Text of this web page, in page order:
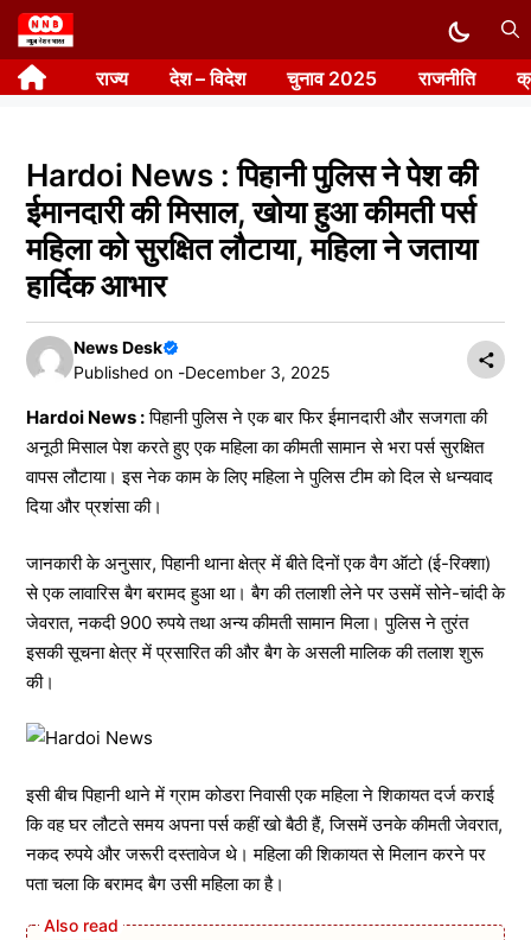
Skip
to
content राज्य देश – विदेश चुनाव 2025 राजनीति
Hardoi News : पिहानी पुलिस ने पेश की
ईमानदारी की मिसाल, खोया हुआ कीमती पर्स
महिला को सुरक्षित लौटाया, महिला ने जताया
हार्दिक आभार
News Desk
Published on -December 3, 2025
Hardoi News :पिहानी पुलिस ने एक बार फिर ईमानदारी और सजगता की
अनूठी मिसाल पेश करते हुए एक महिला का कीमती सामान से भरा पर्स सुरक्षित
वापस लौटाया। इस नेक काम के लिए महिला ने पुलिस टीम को दिल से धन्यवाद
दिया और प्रशंसा की।
जानकारी के अनुसार, पिहानी थाना क्षेत्र में बीते दिनों एक वैग ऑटो (ई-रिक्शा)
से एक लावारिस बैग बरामद हुआ था। बैग की तलाशी लेने पर उसमें सोने-चांदी के
जेवरात, नकदी 900 रुपये तथा अन्य कीमती सामान मिला। पुलिस ने तुरंत
इसकी सूचना क्षेत्र में प्रसारित की और बैग के असली मालिक की तलाश शुरू
की।
इसी बीच पिहानी थाने में ग्राम कोडरा निवासी एक महिला ने शिकायत दर्ज कराई
कि वह घर लौटते समय अपना पर्स कहीं खो बैठी हैं, जिसमें उनके कीमती जेवरात,
नकद रुपये और जरूरी दस्तावेज थे। महिला की शिकायत से मिलान करने पर
पता चला कि बरामद बैग उसी महिला का है।